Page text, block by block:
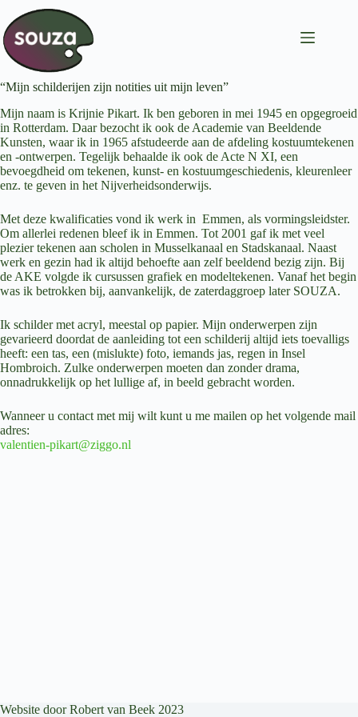
“Mijn schilderijen zijn notities uit mijn leven”
Mijn naam is Krijnie Pikart. Ik ben geboren in mei 1945 en opgegroeid
in Rotterdam. Daar bezocht ik ook de Academie van Beeldende
Kunsten, waar ik in 1965 afstudeerde aan de afdeling kostuumtekenen
en -ontwerpen. Tegelijk behaalde ik ook de Acte N XI, een
bevoegdheid om tekenen, kunst- en kostuumgeschiedenis, kleurenleer
enz. te geven in het Nijverheidsonderwijs.
Met deze kwalificaties vond ik werk in Emmen, als vormingsleidster.
Om allerlei redenen bleef ik in Emmen. Tot 2001 gaf ik met veel
plezier tekenen aan scholen in Musselkanaal en Stadskanaal. Naast
werk en gezin had ik altijd behoefte aan zelf beeldend bezig zijn. Bij
de AKE volgde ik cursussen grafiek en modeltekenen. Vanaf het begin
was ik betrokken bij, aanvankelijk, de zaterdaggroep later SOUZA.
Ik schilder met acryl, meestal op papier. Mijn onderwerpen zijn
gevarieerd doordat de aanleiding tot een schilderij altijd iets toevalligs
heeft: een tas, een (mislukte) foto, iemands jas, regen in Insel
Hombroich. Zulke onderwerpen moeten dan zonder drama,
onnadrukkelijk op het lullige af, in beeld gebracht worden.
Wanneer u contact met mij wilt kunt u me mailen op het volgende mail
adres:
valentien-pikart@ziggo.nl
Website door Robert van Beek 2023